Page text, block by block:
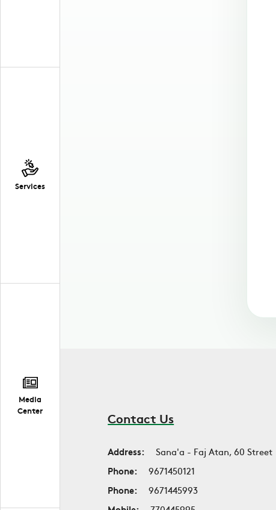
Services
Media
Center
Contact Us
Address:
Sana'a - Faj Atan, 60 Street
Phone:
9671450121
Phone:
9671445993